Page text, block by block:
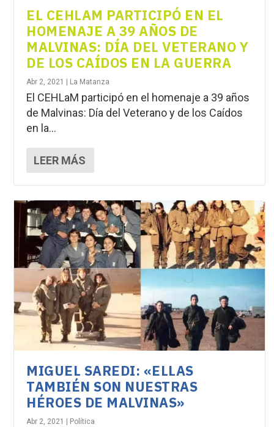
EL CEHLAM PARTICIPÓ EN EL
HOMENAJE A 39 AÑOS DE
MALVINAS: DÍA DEL VETERANO Y
DE LOS CAÍDOS EN LA GUERRA
Abr 2, 2021 La Matanza
El CEHLaM participó en el homenaje a 39 años
de Malvinas: Día del Veterano y de los Caídos
en la...
LEER MÁS
MIGUEL SAREDI: «ELLAS
TAMBIÉN SON NUESTRAS
HÉROES DE MALVINAS»
Abr 2, 2021 | Política